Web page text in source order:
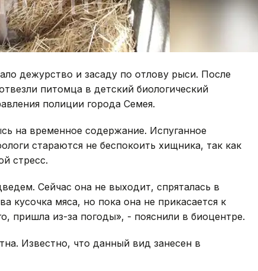
дежурство и засаду по отлову рыси. После
питомца в детский биологический
полиции города Семея.
на временное содержание. Испуганное
стараются не беспокоить хищника, так как
стресс.
Сейчас она не выходит, спряталась в
кусочка мяса, но пока она не прикасается к
пришла из-за погоды», - пояснили в биоцентре.
Известно, что данный вид занесен в